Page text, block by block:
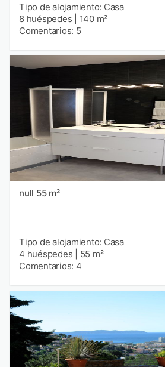
Tipo de alojamiento: Casa
8 huéspedes
140 m²
Comentarios: 5
null 55 m²
Tipo de alojamiento: Casa
4 huéspedes
55 m²
Comentarios: 4